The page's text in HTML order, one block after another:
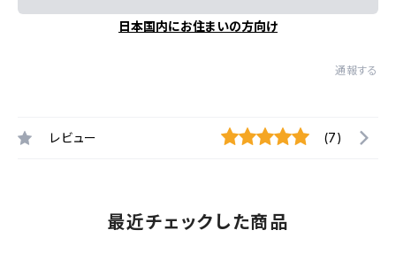
日本国内にお住まいの方向け
通報する
レビュー (7)
最近チェックした商品